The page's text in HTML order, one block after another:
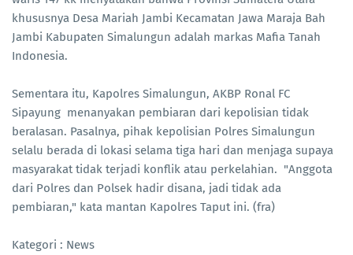
khususnya Desa Mariah Jambi Kecamatan Jawa Maraja Bah
Jambi Kabupaten Simalungun adalah markas Mafia Tanah
Indonesia.
Sementara itu, Kapolres Simalungun, AKBP Ronal FC
Sipayung menanyakan pembiaran dari kepolisian tidak
beralasan. Pasalnya, pihak kepolisian Polres Simalungun
selalu berada di lokasi selama tiga hari dan menjaga supaya
masyarakat tidak terjadi konflik atau perkelahian. "Anggota
dari Polres dan Polsek hadir disana, jadi tidak ada
pembiaran," kata mantan Kapolres Taput ini. (fra)
Kategori : News